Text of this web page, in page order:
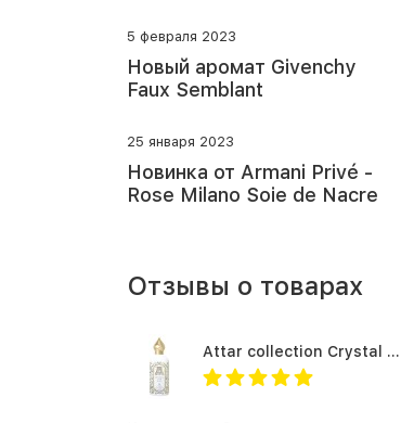
5 февраля 2023
Новый аромат Givenchy
Faux Semblant
25 января 2023
Новинка от Armani Privé -
Rose Milano Soie de Nacre
Отзывы о товарах
Attar collection Crystal love for her